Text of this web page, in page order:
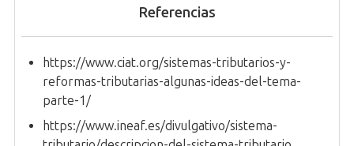
Referencias
https://www.ciat.org/sistemas-tributarios-y-
reformas-tributarias-algunas-ideas-del-tema-
parte-1/
https://www.ineaf.es/divulgativo/sistema-